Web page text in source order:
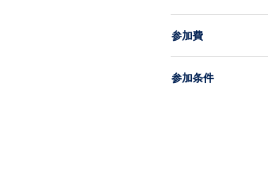
参加費
参加条件